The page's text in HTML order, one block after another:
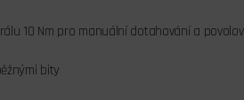
10 Nm pro manuální dotahování a
bity